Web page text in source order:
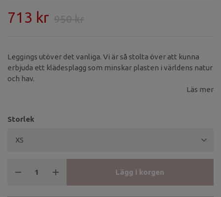
713 kr 950 kr
Leggings utöver det vanliga. Vi är så stolta över att kunna
erbjuda ett klädesplagg som minskar plasten i världens natur
och hav.
Läs mer
Storlek
Lägg i korgen